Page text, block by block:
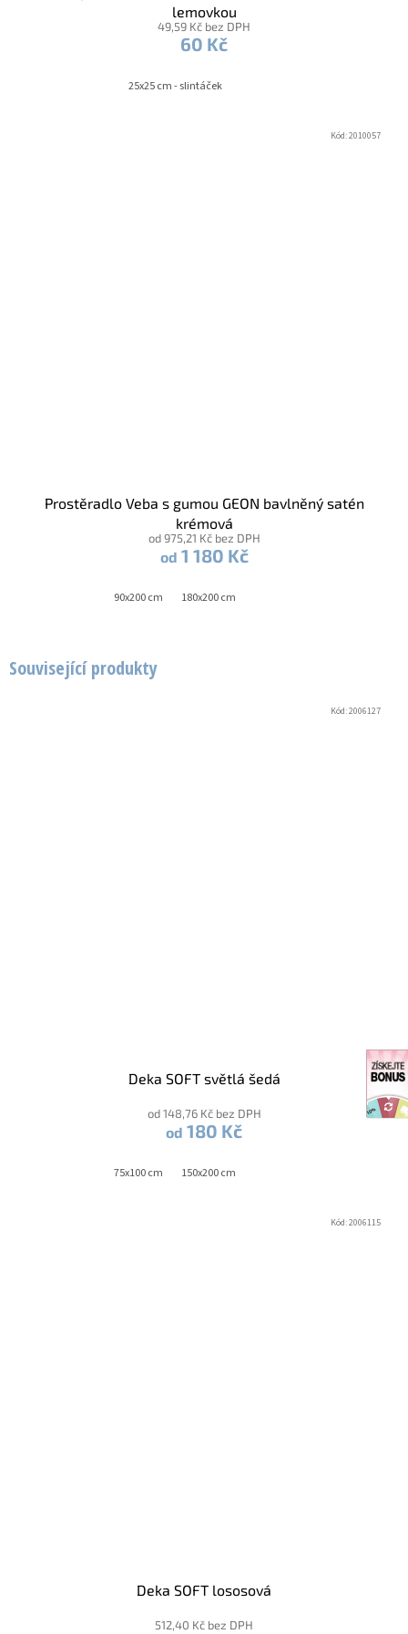
Související produkty
Deka SOFT světlá šedá
od 148,76 Kč bez DPH
od 180 Kč
75x100 cm 150x200 cm
Kód:2006127
Deka SOFT lososová
512,40 Kč bez DPH
Kód:2006115
lemovkou
49,59 Kč bez DPH
60 Kč
25x25 cm - slintáček
Prostěradlo Veba s gumou GEON bavlněný satén
krémová
od 975,21 Kč bez DPH
od 1 180 Kč
90x200 cm 180x200 cm
Kód:2010057